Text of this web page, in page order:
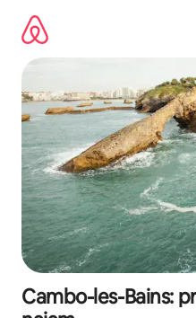
sadržaj
Cambo-les-Bains: